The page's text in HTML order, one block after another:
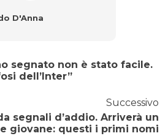
D'Anna
segnato non è stato facile.
dell’Inter”
Successivo
segnali d’addio. Arriverà un
giovane: questi i primi nomi